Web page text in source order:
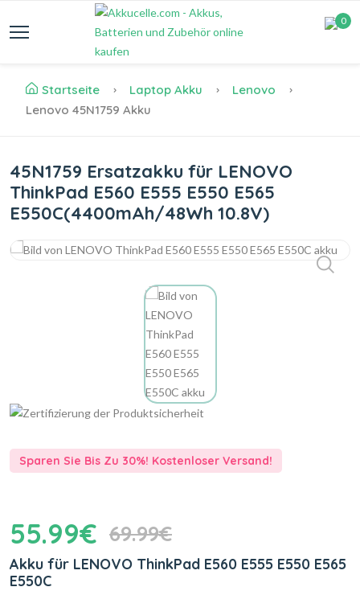
0
Startseite Laptop Akku
Lenovo
Lenovo 45N1759 Akku
45N1759 Ersatzakku für LENOVO
ThinkPad E560 E555 E550 E565
E550C(4400mAh/48Wh 10.8V)
Sparen Sie Bis Zu 30%! Kostenloser Versand!
55.99€ 69.99€
Akku für LENOVO ThinkPad E560 E555 E550 E565
E550C